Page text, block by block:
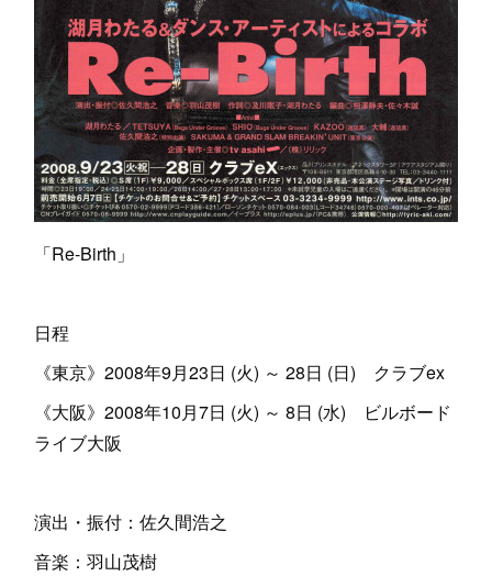
「Re-Birth」
日程
《東京》2008年9月23日 (火) ～ 28日 (日) クラブex
《大阪》2008年10月7日 (火) ～ 8日 (水) ビルボード
ライブ大阪
演出・振付：佐久間浩之
音楽：羽山茂樹